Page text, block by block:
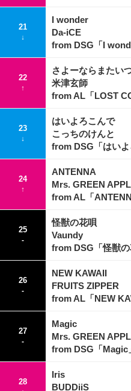
21
↓
I wonder
Da-iCE
from DSG「I
22
↑
さよーならまたい
米津玄師
from AL「LOST
23
↓
はいよろこんで
こっちのけんと
from DSG「はいよ
24
↑
ANTENNA
Mrs. GREEN
from AL「
25
-
怪獣の花唄
Vaundy
from DSG「怪獣の
26
-
NEW KAWAII
FRUITS ZIPPER
from AL「NEW
27
-
Magic
Mrs. GREEN
from DSG「Magic
28
Iris
BUDDiiS